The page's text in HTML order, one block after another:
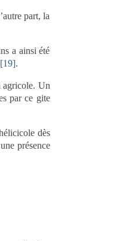
part, la
a ainsi été
[19].
agricole. Un
par ce gite
dès
présence